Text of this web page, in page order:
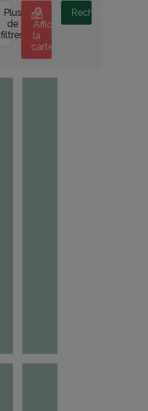
Plus
de
filtres
Afficher
la
carte
Rechercher